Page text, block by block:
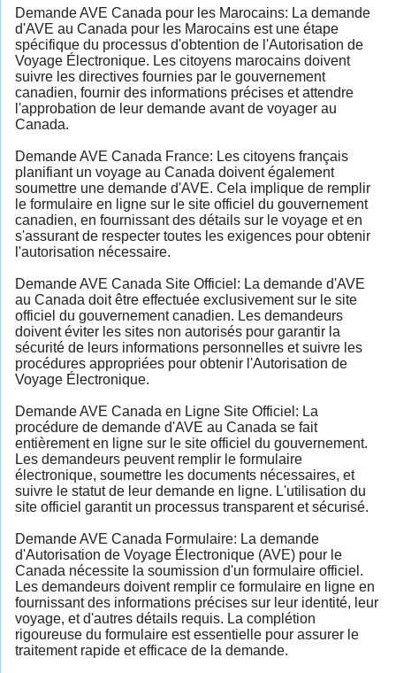
Demande AVE Canada pour les Marocains: La demande
d'AVE au Canada pour les Marocains est une étape
spécifique du processus d'obtention de l'Autorisation de
Voyage Électronique. Les citoyens marocains doivent
suivre les directives fournies par le gouvernement
canadien, fournir des informations précises et attendre
l'approbation de leur demande avant de voyager au
Canada.
Demande AVE Canada France: Les citoyens français
planifiant un voyage au Canada doivent également
soumettre une demande d'AVE. Cela implique de remplir
le formulaire en ligne sur le site officiel du gouvernement
canadien, en fournissant des détails sur le voyage et en
s'assurant de respecter toutes les exigences pour obtenir
l'autorisation nécessaire.
Demande AVE Canada Site Officiel: La demande d'AVE
au Canada doit être effectuée exclusivement sur le site
officiel du gouvernement canadien. Les demandeurs
doivent éviter les sites non autorisés pour garantir la
sécurité de leurs informations personnelles et suivre les
procédures appropriées pour obtenir l'Autorisation de
Voyage Électronique.
Demande AVE Canada en Ligne Site Officiel: La
procédure de demande d'AVE au Canada se fait
entièrement en ligne sur le site officiel du gouvernement.
Les demandeurs peuvent remplir le formulaire
électronique, soumettre les documents nécessaires, et
suivre le statut de leur demande en ligne. L'utilisation du
site officiel garantit un processus transparent et sécurisé.
Demande AVE Canada Formulaire: La demande
d'Autorisation de Voyage Électronique (AVE) pour le
Canada nécessite la soumission d'un formulaire officiel.
Les demandeurs doivent remplir ce formulaire en ligne en
fournissant des informations précises sur leur identité, leur
voyage, et d'autres détails requis. La complétion
rigoureuse du formulaire est essentielle pour assurer le
traitement rapide et efficace de la demande.